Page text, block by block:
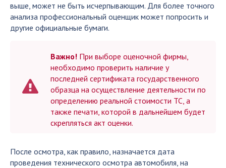
выше, может не быть исчерпывающим. Для более точного
анализа профессиональный оценщик может попросить и
другие официальные бумаги.
Важно! При выборе оценочной фирмы,
необходимо проверить наличие у
последней сертификата государственного
образца на осуществление деятельности по
определению реальной стоимости ТС, а
также печати, которой в дальнейшем будет
скрепляться акт оценки.
После осмотра, как правило, назначается дата
проведения технического осмотра автомобиля, на